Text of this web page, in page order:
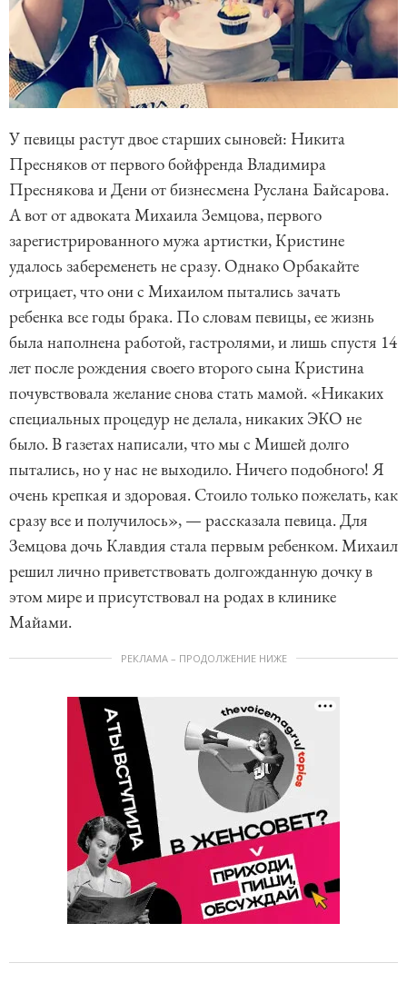
У певицы растут двое старших сыновей: Никита
Пресняков от первого бойфренда Владимира
Преснякова и Дени от бизнесмена Руслана Байсарова.
А вот от адвоката Михаила Земцова, первого
зарегистрированного мужа артистки, Кристине
удалось забеременеть не сразу. Однако Орбакайте
отрицает, что они с Михаилом пытались зачать
ребенка все годы брака. По словам певицы, ее жизнь
была наполнена работой, гастролями, и лишь спустя 14
лет после рождения своего второго сына Кристина
почувствовала желание снова стать мамой. «Никаких
специальных процедур не делала, никаких ЭКО не
было. В газетах написали, что мы с Мишей долго
пытались, но у нас не выходило. Ничего подобного! Я
очень крепкая и здоровая. Стоило только пожелать, как
сразу все и получилось», — рассказала певица. Для
Земцова дочь Клавдия стала первым ребенком. Михаил
решил лично приветствовать долгожданную дочку в
этом мире и присутствовал на родах в клинике
Майами.
РЕКЛАМА – ПРОДОЛЖЕНИЕ НИЖЕ